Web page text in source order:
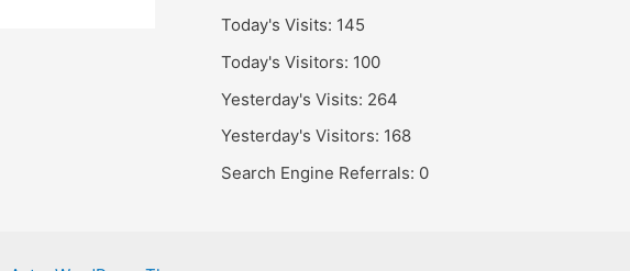
Today's Visits: 145
Today's Visitors: 100
Yesterday's Visits: 264
Yesterday's Visitors: 168
Search Engine Referrals: 0